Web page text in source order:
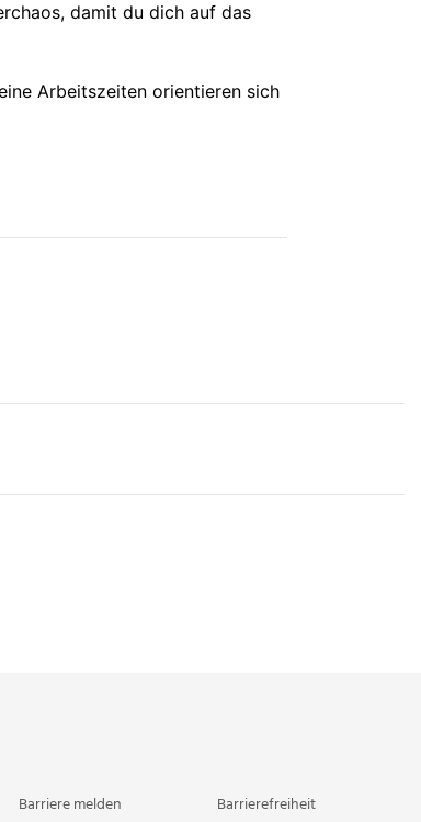
damit du dich auf das
Arbeitszeiten orientieren sich
Barriere melden Barrierefreiheit